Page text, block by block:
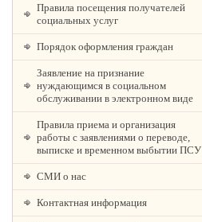
Правила посещения получателей
социальных услуг
Порядок оформления граждан
Заявление на признание
нуждающимся в социальном
обслуживании в электронном виде
Правила приема и организация
работы с заявлениями о переводе,
выписке и временном выбытии ПСУ
СМИ о нас
Контактная информация